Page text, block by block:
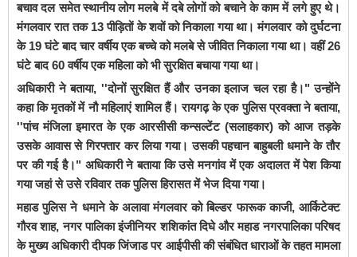
बचाव दल समेत स्थानीय लोग मलबे में दबे लोगों को बचाने के काम में लगे हुए थे।
मंगलवार रात तक 13 पीड़ितों के शवों को निकाला गया था। मंगलवार को दुर्घटना
के 19 घंटे बाद चार वर्षीय एक बच्चे को मलबे से जीवित निकाला गया था। वहीं 26
घंटे बाद 60 वर्षीय एक महिला को भी सुरक्षित बचाया गया था।
अधिकारी ने बताया, ''दोनों सुरक्षित हैं और उनका इलाज चल रहा है।" उन्होंने
कहा कि मृतकों में नौ महिलाएं शामिल हैं। रायगढ़ के एक पुलिस प्रवक्ता ने बताया,
''पांच मंजिला इमारत के एक आरसीसी कन्सल्टेंट (सलाहकार) को आज तड़के
उसके आवास से गिरफ्तार कर लिया गया। उसकी पहचान बाहुबली धमाने के तौर
पर की गई है।" अधिकारी ने बताया कि उसे मनगांव में एक अदालत में पेश किया
गया जहां से उसे रविवार तक पुलिस हिरासत में भेज दिया गया।
महाड पुलिस ने धमाने के अलावा मंगलवार को बिल्डर फारूक काजी, आर्किटेक्ट
गौरव शाह, नगर पालिका इंजीनियर शशिकांत दिघे और महाड नगरपालिका परिषद
के मुख्य अधिकारी दीपक जिंजाड पर आईपीसी की संबंधित धाराओं के तहत मामला